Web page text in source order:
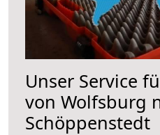
Unser Service
von Wolfsburg
Schöppenstedt